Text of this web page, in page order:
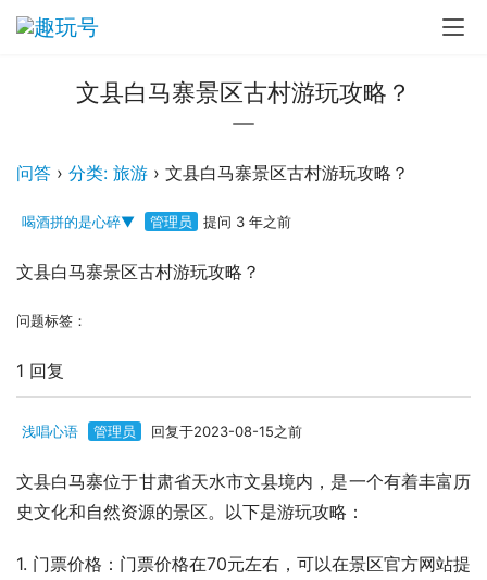
文县白马寨景区古村游玩攻略？
问答 › 分类: 旅游 › 文县白马寨景区古村游玩攻略？
喝酒拼的是心碎▼ 管理员 提问 3 年之前
文县白马寨景区古村游玩攻略？
问题标签：
1 回复
浅唱心语 管理员 回复于2023-08-15之前
文县白马寨位于甘肃省天水市文县境内，是一个有着丰富历
史文化和自然资源的景区。以下是游玩攻略：
1. 门票价格：门票价格在70元左右，可以在景区官方网站提